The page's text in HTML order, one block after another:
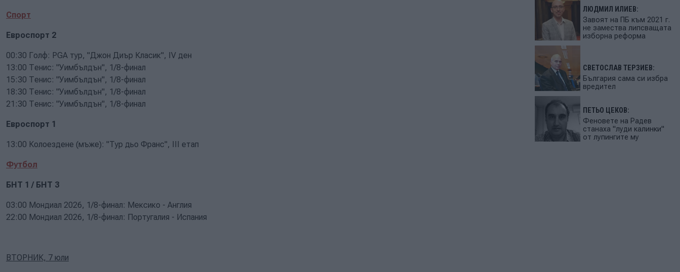
Спорт
Евроспорт 2
00:30 Голф: PGA тур, "Джон Диър Класик", IV ден
13:00 Тенис: "Уимбълдън", 1/8-финал
15:30 Тенис: "Уимбълдън", 1/8-финал
18:30 Тенис: "Уимбълдън", 1/8-финал
21:30 Тенис: "Уимбълдън", 1/8-финал
Евроспорт 1
13:00 Колоездене (мъже): "Тур дьо Франс", III етап
Футбол
БНТ 1 / БНТ 3
03:00 Мондиал 2026, 1/8-финал: Мексико - Англия
22:00 Мондиал 2026, 1/8-финал: Португалия - Испания
ВТОРНИК, 7 юли
ЛЮДМИЛ ИЛИЕВ:
Завоят на ПБ към 2021 г.
не замества липсващата
изборна реформа
СВЕТОСЛАВ ТЕРЗИЕВ:
България сама си избра
вредител
ПЕТЬО ЦЕКОВ:
Феновете на Радев
станаха "луди калинки"
от лупингите му